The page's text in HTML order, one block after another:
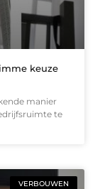
keuze
manier
te
VERBOUWEN